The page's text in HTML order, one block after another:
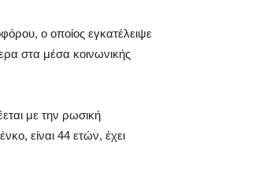
ο οποίος εγκατέλειψε
στα μέσα κοινωνικής
με την ρωσική
είναι 44 ετών, έχει